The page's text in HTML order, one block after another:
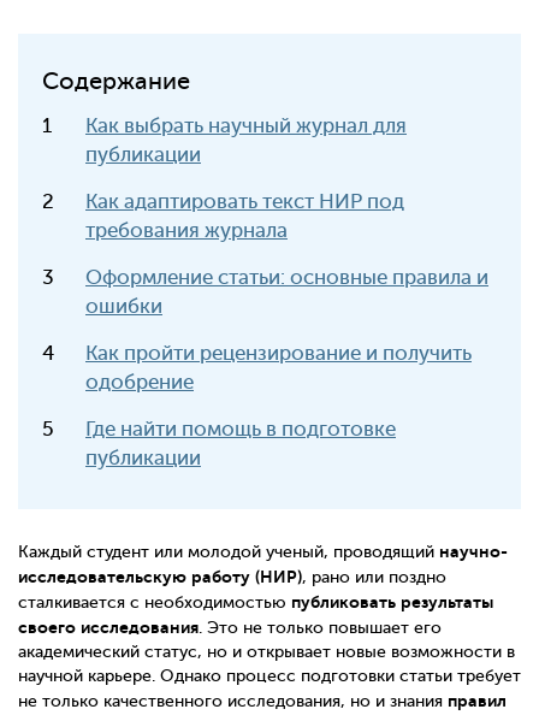
Содержание
Как выбрать научный журнал для
публикации
Как адаптировать текст НИР под
требования журнала
Оформление статьи: основные правила и
ошибки
Как пройти рецензирование и получить
одобрение
Где найти помощь в подготовке
публикации
Каждый студент или молодой ученый, проводящий научно-
исследовательскую работу (НИР), рано или поздно
сталкивается с необходимостью публиковать результаты
своего исследования. Это не только повышает его
академический статус, но и открывает новые возможности в
научной карьере. Однако процесс подготовки статьи требует
не только качественного исследования, но и знания правил